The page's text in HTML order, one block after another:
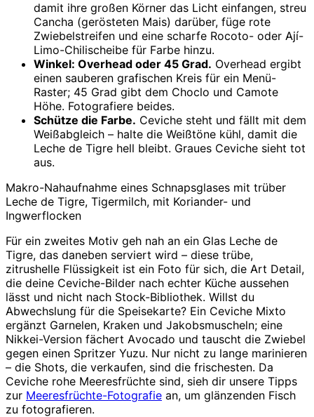
damit ihre großen Körner das Licht einfangen, streu
Cancha (gerösteten Mais) darüber, füge rote
Zwiebelstreifen und eine scharfe Rocoto- oder Ají-
Limo-Chilischeibe für Farbe hinzu.
Winkel: Overhead oder 45 Grad. Overhead ergibt
einen sauberen grafischen Kreis für ein Menü-
Raster; 45 Grad gibt dem Choclo und Camote
Höhe. Fotografiere beides.
Schütze die Farbe. Ceviche steht und fällt mit dem
Weißabgleich – halte die Weißtöne kühl, damit die
Leche de Tigre hell bleibt. Graues Ceviche sieht tot
aus.
Makro-Nahaufnahme eines Schnapsglases mit trüber
Leche de Tigre, Tigermilch, mit Koriander- und
Ingwerflocken
Für ein zweites Motiv geh nah an ein Glas Leche de
Tigre, das daneben serviert wird – diese trübe,
zitrushelle Flüssigkeit ist ein Foto für sich, die Art Detail,
die deine Ceviche-Bilder nach echter Küche aussehen
lässt und nicht nach Stock-Bibliothek. Willst du
Abwechslung für die Speisekarte? Ein Ceviche Mixto
ergänzt Garnelen, Kraken und Jakobsmuscheln; eine
Nikkei-Version fächert Avocado und tauscht die Zwiebel
gegen einen Spritzer Yuzu. Nur nicht zu lange marinieren
– die Shots, die verkaufen, sind die frischesten. Da
Ceviche rohe Meeresfrüchte sind, sieh dir unsere Tipps
zur Meeresfrüchte-Fotografie an, um glänzenden Fisch
zu fotografieren.